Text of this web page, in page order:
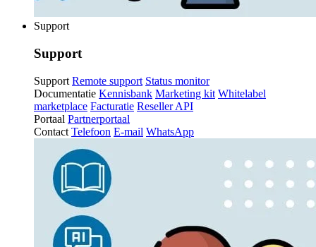
Support
Support
Support Remote support Status monitor
Documentatie Kennisbank Marketing kit Whitelabel
marketplace Facturatie Reseller API
Portaal Partnerportaal
Contact Telefoon E-mail WhatsApp